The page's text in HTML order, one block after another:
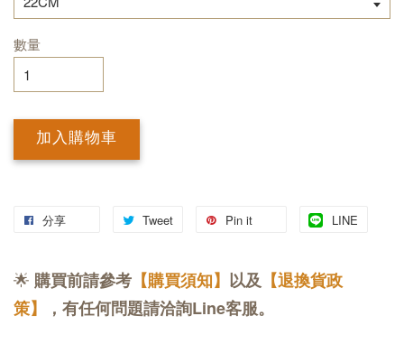
數量
加入購物車
分享 Tweet Pin it LINE
🌟 購買前請參考 【購買須知】 以及 【退換貨政
策】
，有任何問題請洽詢Line客服。